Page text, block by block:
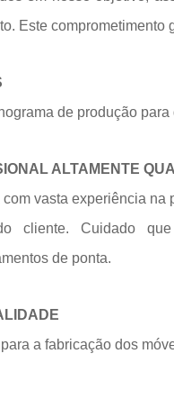
Este
de produção
ALTAMENTE
vasta experiência
cliente. Cuidado
de ponta.
a fabricação dos